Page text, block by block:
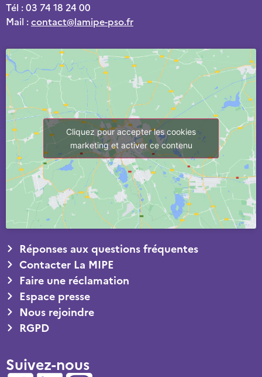
Tél : 03 74 18 24 00
Mail :contact@lamipe-pso.fr
Cliquez pour accepter les cookies
marketing et activer ce contenu
Réponses aux questions fréquentes
Contacter La MIPE
Faire une réclamation
Espace presse
Nous rejoindre
RGPD
Suivez-nous